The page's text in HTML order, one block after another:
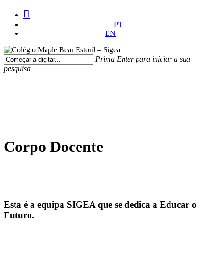
facebook
instagram
medium
PT
EN
Prima Enter para iniciar a sua
pesquisa
Corpo Docente
Esta é a equipa SIGEA que se dedica a Educar o
Futuro.